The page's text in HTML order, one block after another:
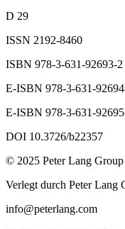
D 29
ISSN 2192-8460
ISBN 978-3-631-92693-
E-ISBN 978-3-631-
E-ISBN 978-3-631-
DOI 10.3726/b22357
© 2025 Peter Lang
Verlegt durch Peter Lang
info@peterlang.com